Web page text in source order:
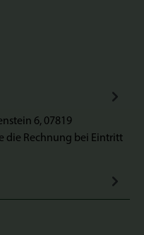
6, 07819
die Rechnung bei Eintritt